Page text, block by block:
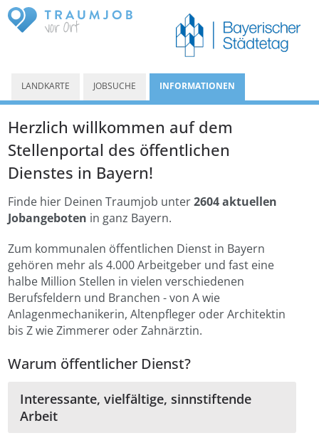
LANDKARTE JOBSUCHE INFORMATIONEN
Herzlich willkommen auf dem
Stellenportal des öffentlichen
Dienstes in Bayern!
Finde hier Deinen Traumjob unter2604 aktuellen
Jobangeboten in ganz Bayern.
Zum kommunalen öffentlichen Dienst in Bayern
gehören mehr als 4.000 Arbeitgeber und fast eine
halbe Million Stellen in vielen verschiedenen
Berufsfeldern und Branchen - von A wie
Anlagenmechanikerin, Altenpfleger oder Architektin
bis Z wie Zimmerer oder Zahnärztin.
Warum öffentlicher Dienst?
Interessante, vielfältige, sinnstiftende
Arbeit